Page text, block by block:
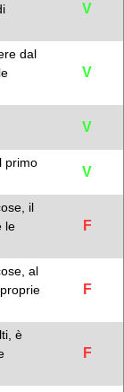
V
dal
V
V
primo
V
il
le
F
al
F
è
F